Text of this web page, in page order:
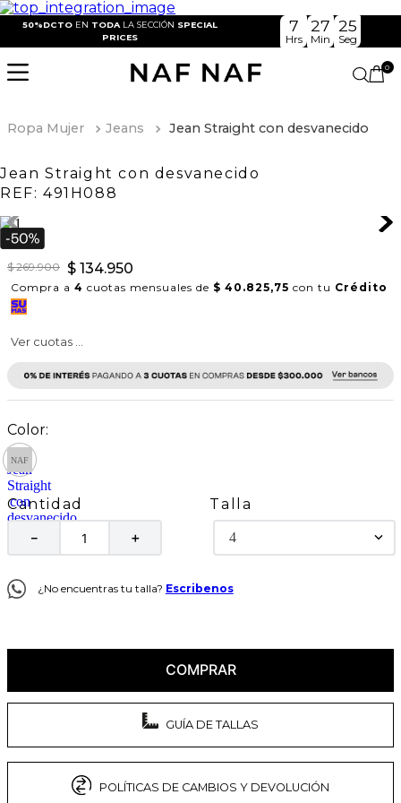
50%DCTO EN TODA LA SECCIÓN SPECIAL
PRICES
7
Hrs
27
Min
24
Seg
0
Ropa Mujer Jeans Jean Straight con desvanecido
Jean Straight con desvanecido
REF: 491H088
$ 269.900 $ 134.950
Compra a 4 cuotas mensuales de $ 40.825,75 con tu Crédito
Ver cuotas ...
Cantidad
＋
－
Talla
4
¿No encuentras tu talla? Escribenos
COMPRAR
GUÍA DE TALLAS
POLÍTICAS DE CAMBIOS Y DEVOLUCIÓN